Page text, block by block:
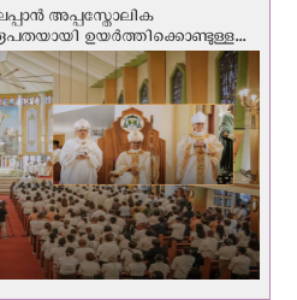
അപ്പസ്തോലിക
ഉയർത്തിക്കൊണ്ടുള്ള...